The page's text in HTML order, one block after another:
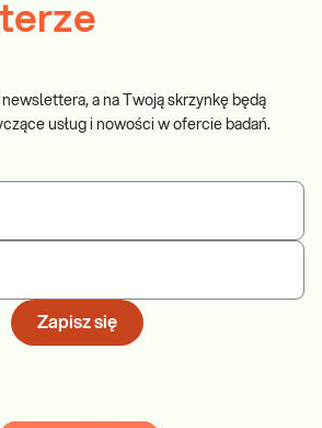
a na Twoją skrzynkę będą
usług i nowości w ofercie badań.
Zapisz się